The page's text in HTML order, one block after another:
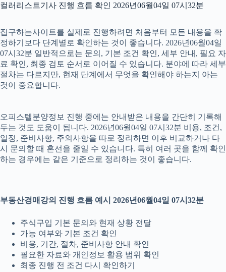
컬러리스트기사 진행 흐름 확인 2026년06월04일 07시32분
집구하는사이트를 실제로 진행하려면 처음부터 모든 내용을 확
정하기보다 단계별로 확인하는 것이 좋습니다. 2026년06월04일
07시32분 일반적으로는 문의, 기본 조건 확인, 세부 안내, 필요 자
료 확인, 최종 검토 순서로 이어질 수 있습니다. 분야에 따라 세부
절차는 다르지만, 현재 단계에서 무엇을 확인해야 하는지 아는
것이 중요합니다.
오피스텔분양정보 진행 중에는 안내받은 내용을 간단히 기록해
두는 것도 도움이 됩니다. 2026년06월04일 07시32분 비용, 조건,
일정, 준비사항, 주의사항을 따로 정리하면 이후 비교하거나 다
시 문의할 때 혼선을 줄일 수 있습니다. 특히 여러 곳을 함께 확인
하는 경우에는 같은 기준으로 정리하는 것이 좋습니다.
부동산경매강의 진행 흐름 예시 2026년06월04일 07시32분
주식구입 기본 문의와 현재 상황 전달
가능 여부와 기본 조건 확인
비용, 기간, 절차, 준비사항 안내 확인
필요한 자료와 개인정보 활용 범위 확인
최종 진행 전 조건 다시 확인하기